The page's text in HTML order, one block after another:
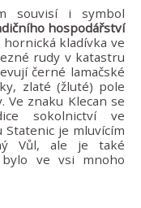
souvisí i symbol
hospodářství
hornická kladívka ve
rudy v katastru
černé lamačské
zlaté (žluté) pole
Ve znaku Klecan se
sokolnictví ve
Statenic je mluvícím
Vůl, ale je také
ve vsi mnoho